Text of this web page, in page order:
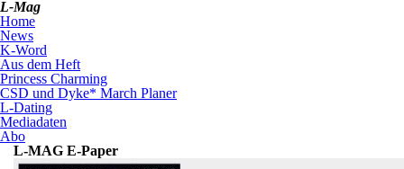
L-Mag
Home
News
K-Word
Aus dem Heft
Princess Charming
CSD und Dyke* March Planer
L-Dating
Mediadaten
Abo
L-MAG E-Paper